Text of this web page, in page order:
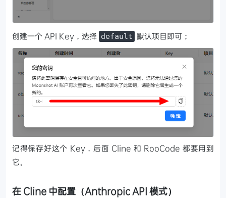
创建一个 API Key，选择 default 默认项目即可；
记得保存好这个 Key，后面 Cline 和 RooCode 都要用到
它。
在 Cline 中配置（Anthropic API 模式）